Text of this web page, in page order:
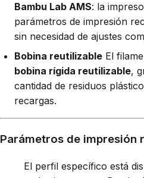
Bambu Lab AMS: la
parámetros de impresión
sin necesidad de ajustes
Bobina reutilizable El
bobina rígida reutilizable,
cantidad de residuos
recargas.
Parámetros de impresión
El perfil específico está